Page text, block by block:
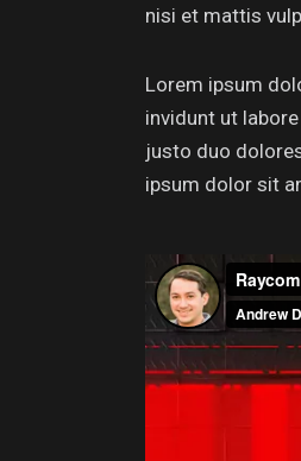
nisi et mattis
Lorem ipsum
invidunt ut
justo duo
ipsum dolor sit